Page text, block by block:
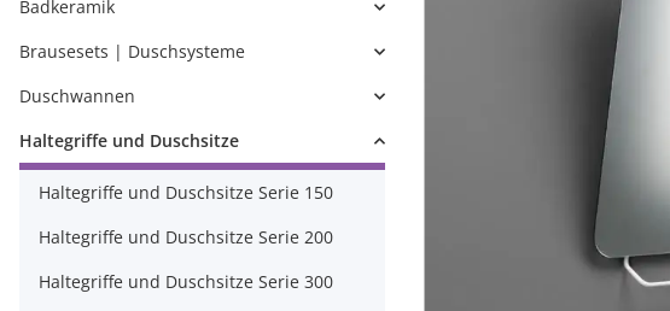
Badkeramik
Brausesets | Duschsysteme
Duschwannen
Haltegriffe und Duschsitze
Haltegriffe und Duschsitze Serie 150
Haltegriffe und Duschsitze Serie 200
Haltegriffe und Duschsitze Serie 300